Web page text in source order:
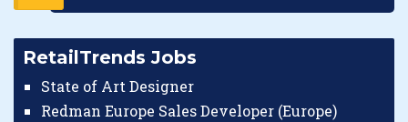
RetailTrends Jobs
State of Art Designer
Redman Europe Sales Developer (Europe)